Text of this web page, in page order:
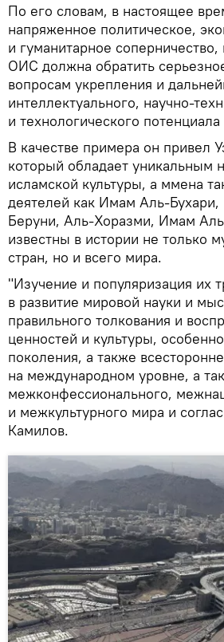
По его словам, в настоящее
напряженное политическое,
и гуманитарное соперничество,
ОИС должна обратить
вопросам укрепления и
интеллектуального, научно-
и технологического
В качестве примера он привел
который обладает уникальным
исламской культуры, а ммена
деятелей как Имам Аль-
Беруни, Аль-Хоразми, Имам
известны в истории не только
стран, но и всего мира.
"Изучение и популяризация их
в развитие мировой науки и
правильного толкования и
ценностей и культуры,
поколения, а также
на международном уровне, а
межконфессионального,
и межкультурного мира и
Камилов.